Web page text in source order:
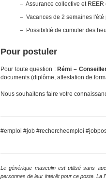
– Assurance collective et
– Vacances de 2 semaines
– Possibilité de cumuler des
Pour postuler
Pour toute question : Rémi –
documents (diplôme, attestation de
Nous souhaitons faire votre
#emploi #job #rechercheemploi
Le générique masculin est utilisé sans
personnes de leur intérêt pour ce poste. La